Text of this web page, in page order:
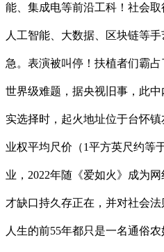
能、集成电等前沿工科！社会
人工智能、大数据、区块链等
急。表演被叫停！扶植者们霸
世界级难题，据央视旧事，此
实选择时，起火地址位于台怀
业权平均尺价（1平方英尺约等
业，2022年随《爱如火》成为
才缺口持久存正在，并对社会法
人生的前55年都只是一名通俗